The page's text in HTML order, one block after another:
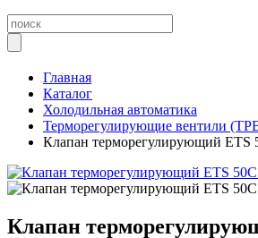
Главная
Каталог
Холодильная автоматика
Терморегулирующие вентили
Клапан терморегулирующий ETS
Клапан